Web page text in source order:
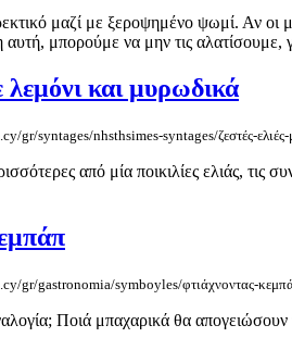
μαζί με ξεροψημένο ψωμί. Αν οι
μπορούμε να μην τις αλατίσουμε,
λεμόνι και μυρωδικά
syntages/nhsthsimes-syntages/ζεστές-ελιές-
από μία ποικιλίες ελιάς, τις
gr/gastronomia/symboyles/φτιάχνοντας-
Ποιά μπαχαρικά θα